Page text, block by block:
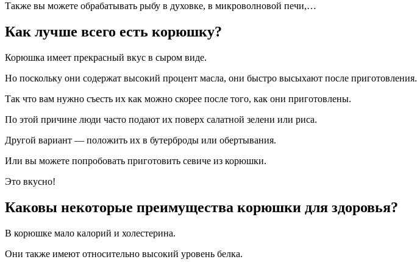
Также вы можете обрабатывать рыбу в духовке, в микроволновой печи,…
Как лучше всего есть корюшку?
Корюшка имеет прекрасный вкус в сыром виде.
Но поскольку они содержат высокий процент масла, они быстро высыхают после приготовления.
Так что вам нужно съесть их как можно скорее после того, как они приготовлены.
По этой причине люди часто подают их поверх салатной зелени или риса.
Другой вариант — положить их в бутерброды или обертывания.
Или вы можете попробовать приготовить севиче из корюшки.
Это вкусно!
Каковы некоторые преимущества корюшки для здоровья?
В корюшке мало калорий и холестерина.
Они также имеют относительно высокий уровень белка.